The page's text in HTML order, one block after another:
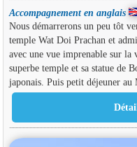
Accompagnement en anglais
Nous démarrerons un peu tôt
temple Wat Doi Prachan et
avec une vue imprenable sur la
superbe temple et sa statue de
japonais. Puis petit déjeuner